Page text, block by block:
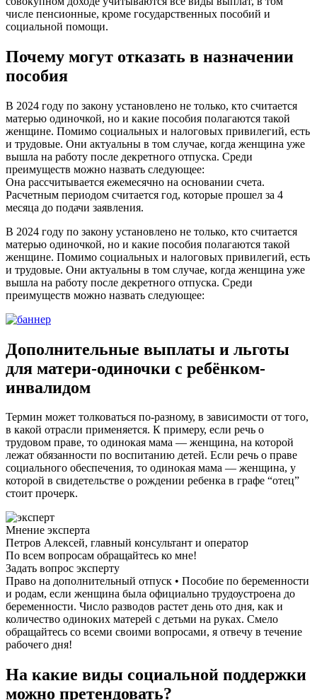
числе пенсионные, кроме государственных пособий и
социальной помощи.
Почему могут отказать в назначении
пособия
В 2024 году по закону установлено не только, кто считается
матерью одиночкой, но и какие пособия полагаются такой
женщине. Помимо социальных и налоговых привилегий, есть
и трудовые. Они актуальны в том случае, когда женщина уже
вышла на работу после декретного отпуска. Среди
преимуществ можно назвать следующее:
Она рассчитывается ежемесячно на основании счета.
Расчетным периодом считается год, которые прошел за 4
месяца до подачи заявления.
В 2024 году по закону установлено не только, кто считается
матерью одиночкой, но и какие пособия полагаются такой
женщине. Помимо социальных и налоговых привилегий, есть
и трудовые. Они актуальны в том случае, когда женщина уже
вышла на работу после декретного отпуска. Среди
преимуществ можно назвать следующее:
Дополнительные выплаты и льготы
для матери-одиночки с ребёнком-
инвалидом
Термин может толковаться по-разному, в зависимости от того,
в какой отрасли применяется. К примеру, если речь о
трудовом праве, то одинокая мама — женщина, на которой
лежат обязанности по воспитанию детей. Если речь о праве
социального обеспечения, то одинокая мама — женщина, у
которой в свидетельстве о рождении ребенка в графе “отец”
стоит прочерк.
Мнение эксперта
Петров Алексей, главный консультант и оператор
По всем вопросам обращайтесь ко мне!
Задать вопрос эксперту
Право на дополнительный отпуск • Пособие по беременности
и родам, если женщина была официально трудоустроена до
беременности. Число разводов растет день ото дня, как и
количество одиноких матерей с детьми на руках. Смело
обращайтесь со всеми своими вопросами, я отвечу в течение
рабочего дня!
На какие виды социальной поддержки
можно претендовать?